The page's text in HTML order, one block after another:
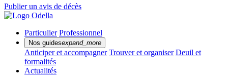
Publier un avis de décès
Particulier Professionnel
Nos guidesexpand_more
Anticiper et accompagner Trouver et organiser Deuil et
formalités
Actualités